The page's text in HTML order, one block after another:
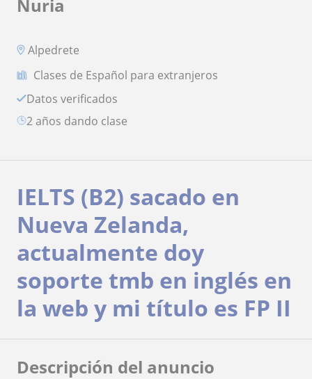
Nuria
Alpedrete
Clases de Español para extranjeros
Datos verificados
2 años dando clase
IELTS (B2) sacado en
Nueva Zelanda,
actualmente doy
soporte tmb en inglés en
la web y mi título es FP II
Descripción del anuncio